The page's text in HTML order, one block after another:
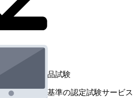
バイスの製品試験
基づく国際基準の認定試験サービス